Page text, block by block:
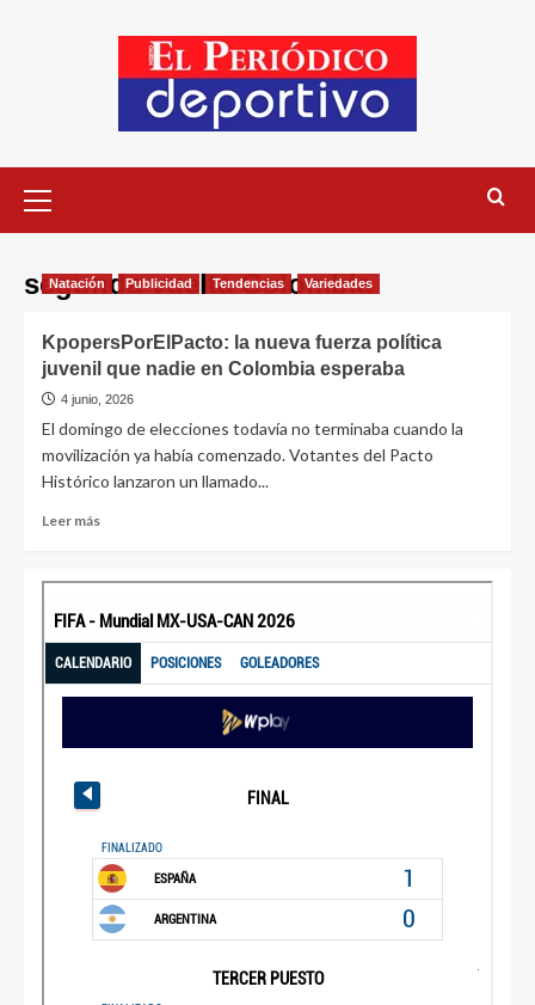
segunda vuelta Colombia
Natación Publicidad Tendencias Variedades
KpopersPorElPacto: la nueva fuerza política
juvenil que nadie en Colombia esperaba
4 junio, 2026
El domingo de elecciones todavía no terminaba cuando la
movilización ya había comenzado. Votantes del Pacto
Histórico lanzaron un llamado...
Leer más